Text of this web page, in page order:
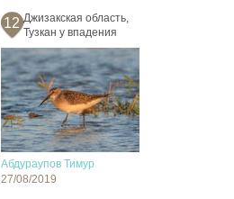
12 Джизакская область,
Тузкан у впадения
Абдураупов Тимур
27/08/2019